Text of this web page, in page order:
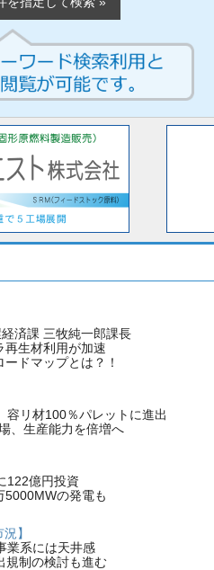
済課 三牧純一郎課長
再生材利用が加速
ドマップとは？！
容リ材100％パレットに進出
、生産能力を倍増へ
122億円投資
5000MWの発電も
】
業系には天井感
規制の検討も進む